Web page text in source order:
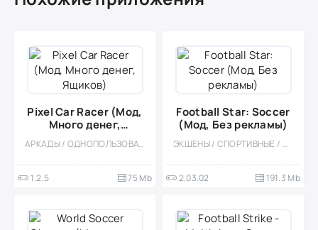
Pixel Car Racer (Мод,
Много денег,
Ящиков)
АРКАДЫ / ОДНОПОЛЬЗОВАТЕЛЬСКИЕ / ПИКСЕЛЬНАЯ / КАЗУАЛЬНЫЕ / МАЛЕНЬКАЯ / ГОНКИ / ДРАГ-РЕЙСИНГ / ОФЛАЙН
1.2.5 75 Mb
Football Star: Soccer
(Мод, Без рекламы)
ЭКШЕНЫ / СПОРТИВНЫЕ / ФУТБОЛ / ОДНОПОЛЬЗОВАТЕЛЬСКИЕ / 3D / ТАКТИЧЕСКИЕ / ОФЛАЙН
2.03.02 191.3 Mb